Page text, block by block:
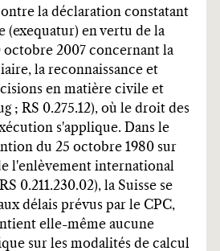
la déclaration constatant
(exequatur) en vertu de la
2007 concernant la
la reconnaissance et
en matière civile et
; RS 0.275.12), où le droit des
s'applique. Dans le
du 25 octobre 1980 sur
l'enlèvement international
0.211.230.02), la Suisse se
délais prévus par le CPC,
elle-même aucune
sur les modalités de calcul